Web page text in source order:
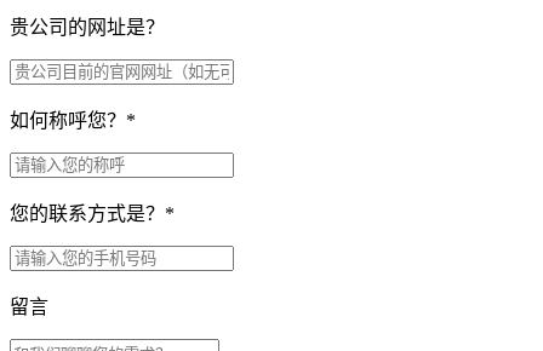
贵公司的网址是？
如何称呼您？ *
您的联系方式是？ *
留言